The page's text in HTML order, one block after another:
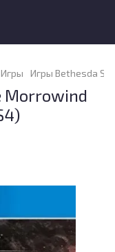
Игры Игры Bethesda
Morrowind